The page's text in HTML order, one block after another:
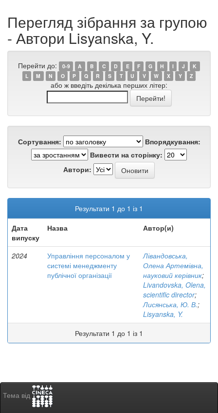
Перегляд зібрання за групою
- Автори Lisyanska, Y.
Перейти до: 0-9 A B C D E F G H I J
K
L
M N O P Q R S T U V W X Y Z
або ж введіть декілька перших літер:
Сортування:
Впорядкування:
Вивести на сторінку:
Автори:
Результати 1 до 1 із 1
Дата
випуску
Назва Автор(и)
2024
Управління персоналом у
системі менеджменту
публічної організації
Лівандовська,
Олена Артемівна,
науковий керівник;
Livandovska, Olena,
scientific director;
Лисянська, Ю. В.;
Lisyanska, Y.
Результати 1 до 1 із 1
Тема від